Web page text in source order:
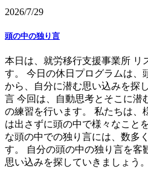
2026/7/29
頭の中の独り言
本日は、就労移行支援事業所 リ
す。 今日の休日プログラムは、
から、自分に潜む思い込みを探
言 今回は、自動思考とそこに潜
の練習を行います。 私たちは、
は出さずに頭の中で様々なこと
な頭の中での独り言には、数多
す。 自分の頭の中の独り言を客
思い込みを探していきましょう